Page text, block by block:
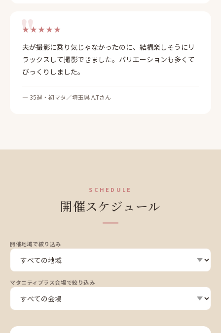
★★★★★
夫が撮影に乗り気じゃなかったのに、結構楽しそうにリ
ラックスして撮影できました。バリエーションも多くて
びっくりしました。
— 35週・初マタ／埼玉県 A.Tさん
SCHEDULE
開催スケジュール
開催地域で絞り込み
マタニティプラス会場で絞り込み